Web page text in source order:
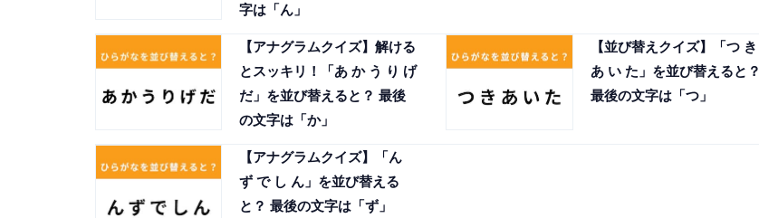
字は「ん」
【アナグラムクイズ】解ける
とスッキリ！「あ か う り げ
だ」を並び替えると？ 最後
の文字は「か」
【並び替えクイズ】「つ き
あ い た」を並び替えると？
最後の文字は「つ」
【アナグラムクイズ】「ん
ず で し ん」を並び替える
と？ 最後の文字は「ず」